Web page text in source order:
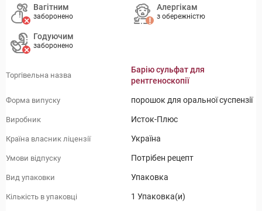
Вагітним
заборонено
Алергікам
з обережністю
Годуючим
заборонено
Торгівельна назва
Барію сульфат для
рентгеноскопії
Форма випуску порошок для оральної суспензії
Виробник Исток-Плюс
Країна власник ліцензії Україна
Умови відпуску Потрібен рецепт
Вид упаковки Упаковка
Кількість в упаковці 1 Упаковка(и)